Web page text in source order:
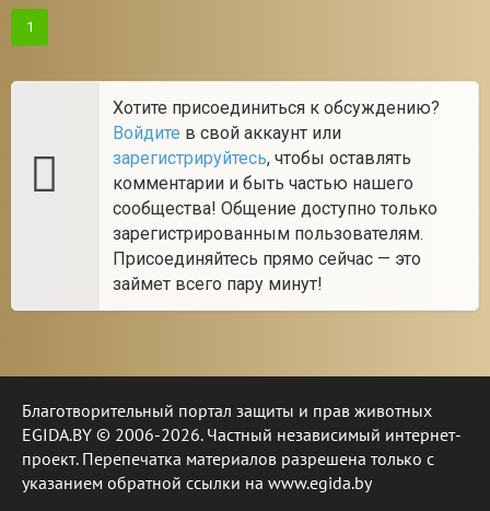
1
Хотите присоединиться к обсуждению?
Войдите в свой аккаунт или
зарегистрируйтесь, чтобы оставлять
комментарии и быть частью нашего
сообщества! Общение доступно только
зарегистрированным пользователям.
Присоединяйтесь прямо сейчас — это
займет всего пару минут!
Благотворительный портал защиты и прав животных
EGIDA.BY © 2006-2026. Частный независимый интернет-
проект. Перепечатка материалов разрешена только с
указанием обратной ссылки на www.egida.by